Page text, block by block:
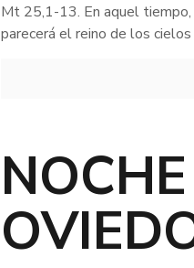
Mt 25,1-13. En aquel tiempo,
parecerá el reino de los